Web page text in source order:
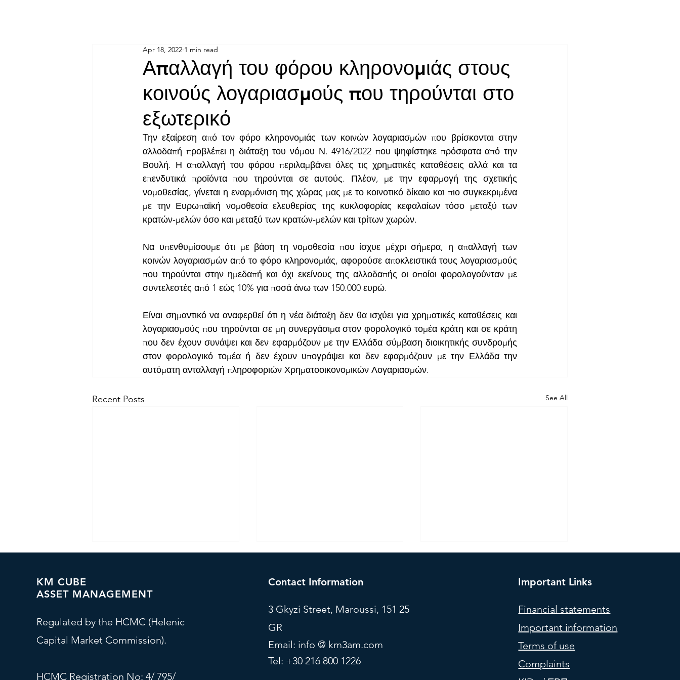
Απαλλαγή του φόρου κληρονομιάς στους
κοινούς λογαριασμούς που τηρούνται στο
εξωτερικό
Apr 18, 2022 1 min read
Tην εξαίρεση από τον φόρο κληρονομιάς των κοινών λογαριασμών που βρίσκονται στην
αλλοδαπή προβλέπει η διάταξη του νόμου Ν. 4916/2022 που ψηφίστηκε πρόσφατα από την
Βουλή. Η απαλλαγή του φόρου περιλαμβάνει όλες τις χρηματικές καταθέσεις αλλά και τα
επενδυτικά προϊόντα που τηρούνται σε αυτούς. Πλέον, με την εφαρμογή της σχετικής
νομοθεσίας, γίνεται η εναρμόνιση της χώρας μας με το κοινοτικό δίκαιο και πιο συγκεκριμένα
με την Ευρωπαϊκή νομοθεσία ελευθερίας της κυκλοφορίας κεφαλαίων τόσο μεταξύ των
κρατών-μελών όσο και μεταξύ των κρατών-μελών και τρίτων χωρών.
Να υπενθυμίσουμε ότι με βάση τη νομοθεσία που ίσχυε μέχρι σήμερα, η απαλλαγή των
κοινών λογαριασμών από το φόρο κληρονομιάς, αφορούσε αποκλειστικά τους λογαριασμούς
που τηρούνται στην ημεδαπή και όχι εκείνους της αλλοδαπής οι οποίοι φορολογούνταν με
συντελεστές από 1 εώς 10% για ποσά άνω των 150.000 ευρώ.
Είναι σημαντικό να αναφερθεί ότι η νέα διάταξη δεν θα ισχύει για χρηματικές καταθέσεις και
λογαριασμούς που τηρούνται σε μη συνεργάσιμα στον φορολογικό τομέα κράτη και σε κράτη
που δεν έχουν συνάψει και δεν εφαρμόζουν με την Ελλάδα σύμβαση διοικητικής συνδρομής
στον φορολογικό τομέα ή δεν έχουν υπογράψει και δεν εφαρμόζουν με την Ελλάδα την
αυτόματη ανταλλαγή πληροφοριών Χρηματοοικονομικών Λογαριασμών.
Recent Posts See All
Understanding Low Strike
The Rise of AMCs: 2026
Understanding Dispersion: A
Simple Guide to Profit from
Inefficiencies in Volatility
KM CUBE
ASSET MANAGEMENT
Regulated by the HCMC (Helenic
Capital Market Commission).
HCMC Registration No: 4/ 795/
Contact Information
3 Gkyzi Street, Maroussi, 151 25
GR
Email: info @ km3am.com
Tel: +30 216 800 1226
Important Links
Financial statements
Important information
Terms of use
Complaints